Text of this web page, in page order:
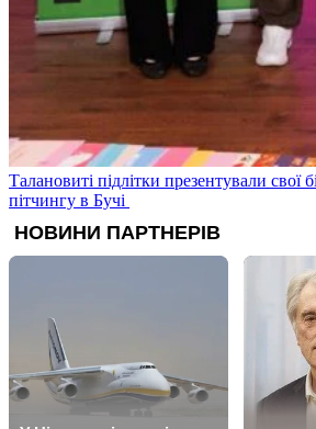
Талановиті підлітки презентували свої
пітчингу в Бучі